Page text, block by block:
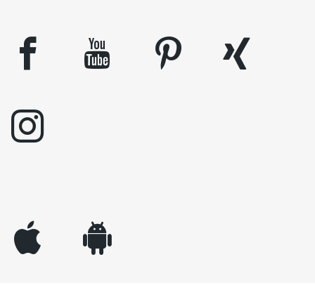
facebook youtube pinterest
xing
instagram
appleinc android